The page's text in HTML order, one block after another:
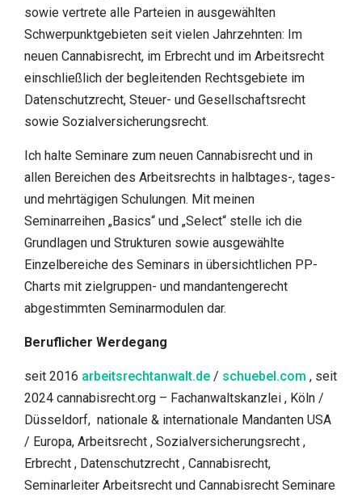
sowie vertrete alle Parteien in ausgewählten
Schwerpunktgebieten seit vielen Jahrzehnten: Im
neuen Cannabisrecht, im Erbrecht und im Arbeitsrecht
einschließlich der begleitenden Rechtsgebiete im
Datenschutzrecht, Steuer- und Gesellschaftsrecht
sowie Sozialversicherungsrecht.
Ich halte Seminare zum neuen Cannabisrecht und in
allen Bereichen des Arbeitsrechts in halbtages-, tages-
und mehrtägigen Schulungen. Mit meinen
Seminarreihen „Basics“ und „Select“ stelle ich die
Grundlagen und Strukturen sowie ausgewählte
Einzelbereiche des Seminars in übersichtlichen PP-
Charts mit zielgruppen- und mandantengerecht
abgestimmten Seminarmodulen dar.
Beruflicher Werdegang
seit 2016 arbeitsrechtanwalt.de / schuebel.com , seit
2024 cannabisrecht.org – Fachanwaltskanzlei , Köln /
Düsseldorf, nationale & internationale Mandanten USA
/ Europa, Arbeitsrecht , Sozialversicherungsrecht ,
Erbrecht , Datenschutzrecht , Cannabisrecht,
Seminarleiter Arbeitsrecht und Cannabisrecht Seminare